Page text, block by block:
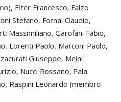
Elter Francesco, Falzo
Stefano, Fornai Claudio,
Massimiliano, Garofani Fabio,
Lorenti Paolo, Marconi Paolo,
Giuseppe, Meini
Nucci Rossano, Pala
Raspini Leonardo (membro